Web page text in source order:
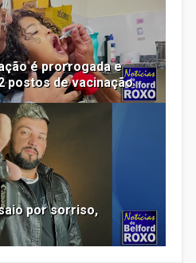
é prorrogada e
postos de vacinação
por sorriso,